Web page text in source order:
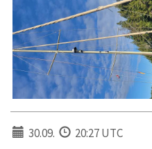
30.09.
20:27 UTC